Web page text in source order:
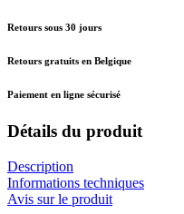
Retours sous 30 jours
Retours gratuits en Belgique
Paiement en ligne sécurisé
Détails du produit
Description
Informations techniques
Avis sur le produit